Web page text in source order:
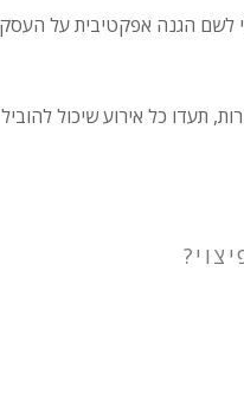
לשם הגנה אפקטיבית על
תעדו כל אירוע שיכול